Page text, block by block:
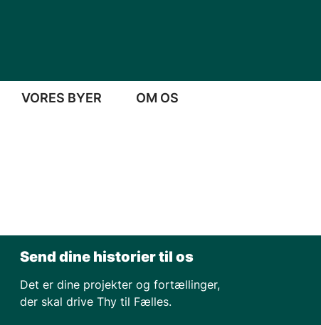
VORES BYER OM OS
Send dine historier til os
Det er dine projekter og fortællinger,
der skal drive Thy til Fælles.